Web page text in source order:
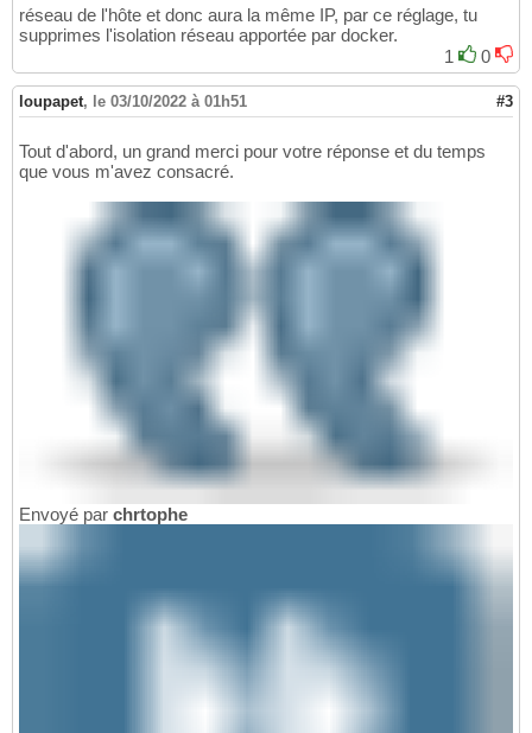
réseau de l'hôte et donc aura la même IP, par ce réglage, tu
supprimes l'isolation réseau apportée par docker.
1
0
loupapet, le 03/10/2022 à 01h51 #3
Tout d'abord, un grand merci pour votre réponse et du temps
que vous m'avez consacré.
Envoyé par chrtophe